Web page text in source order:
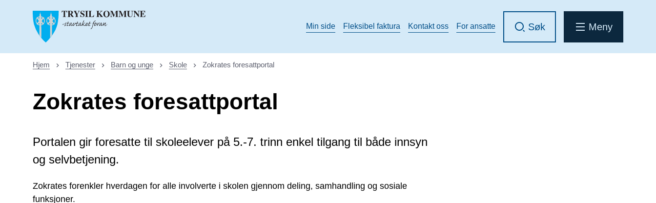
Trysil kommune
Min side
Fleksibel faktura Kontakt oss For ansatte Søk Meny
Du er her:
Hjem Tjenester Barn og unge Skole Zokrates foresattportal
Zokrates foresattportal
Portalen gir foresatte til skoleelever på 5.-7. trinn enkel tilgang til både innsyn
og selvbetjening.
Zokrates forenkler hverdagen for alle involverte i skolen gjennom deling, samhandling og sosiale
funksjoner.